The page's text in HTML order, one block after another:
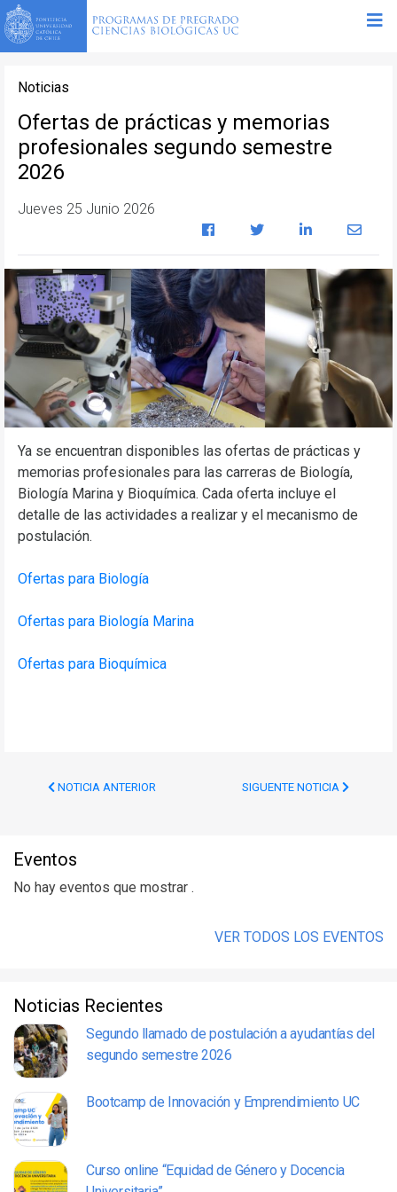
Noticias
Ofertas de prácticas y memorias
profesionales segundo semestre
2026
Jueves 25 Junio 2026
Ya se encuentran disponibles las ofertas de prácticas y
memorias profesionales para las carreras de Biología,
Biología Marina y Bioquímica. Cada oferta incluye el
detalle de las actividades a realizar y el mecanismo de
postulación.
Ofertas para Biología
Ofertas para Biología Marina
Ofertas para Bioquímica
NOTICIA ANTERIOR SIGUENTE NOTICIA
Eventos
No hay eventos que mostrar .
VER TODOS LOS EVENTOS
Noticias Recientes
Segundo llamado de postulación a ayudantías del
segundo semestre 2026
Bootcamp de Innovación y Emprendimiento UC
Curso online “Equidad de Género y Docencia